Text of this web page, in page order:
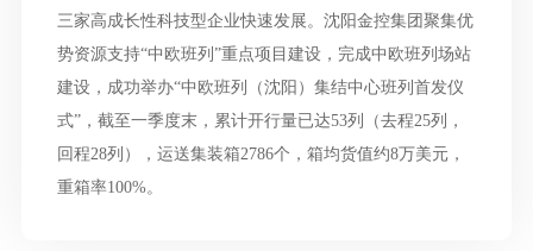
三家高成长性科技型企业快速发展。沈阳金控集团聚集优
势资源支持“中欧班列”重点项目建设，完成中欧班列场站
建设，成功举办“中欧班列（沈阳）集结中心班列首发仪
式”，截至一季度末，累计开行量已达53列（去程25列，
回程28列），运送集装箱2786个，箱均货值约8万美元，
重箱率100%。